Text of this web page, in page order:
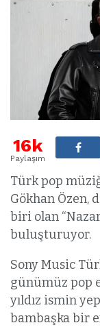
16k
Paylaşım
Türk pop
Gökhan
biri olan
buluşturuyor.
Sony Music
günümüz pop
yıldız ismin
bambaşka bir